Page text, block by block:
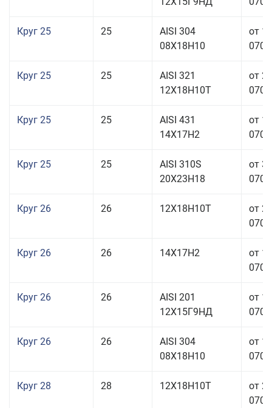
Круг 25 25
AISI 304
08Х18Н10
от
Круг 25 25
AISI 321
12Х18Н10Т
от
Круг 25 25
AISI 431
14Х17Н2
от
Круг 25 25
AISI 310S
20Х23Н18
от
Круг 26 26 12Х18Н10Т
от
Круг 26 26 14Х17Н2
от
Круг 26 26
AISI 201
12Х15Г9НД
от
Круг 26 26
AISI 304
08Х18Н10
от
Круг 28 28 12Х18Н10Т
от